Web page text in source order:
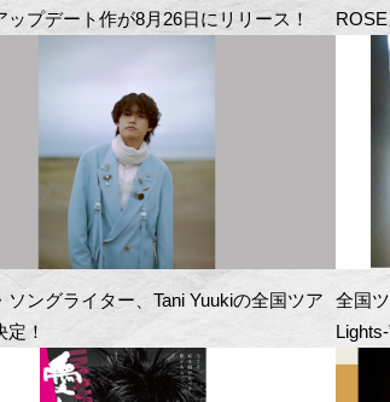
ップデート作が8月26日にリリース！
ソングライター、Tani Yuukiの全国ツア
！
全国